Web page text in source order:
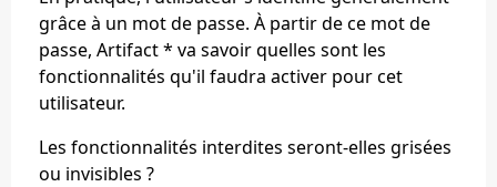
grâce à un mot de passe. À partir de ce mot de
passe, Artifact * va savoir quelles sont les
fonctionnalités qu'il faudra activer pour cet
utilisateur.
Les fonctionnalités interdites seront-elles grisées
ou invisibles ?